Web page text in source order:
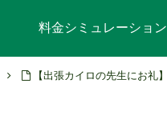
料金シミュレーション
【出張カイロの先生にお礼】